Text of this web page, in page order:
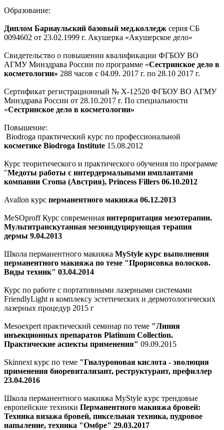
Образование:
Диплом Барнаульский базовый мед.колледж серия СБ
0094602 от 23.02.1999 г. Акушерка «Акушерское дело»
Свидетельство о повышении квалификации ФГБОУ ВО
АГМУ Минздрава России по программе «Сестринское дело в
косметологии» 288 часов с 04.09. 2017 г. по 28.10 2017 г.
Сертификат регистрационный № X-12520 ФГБОУ ВО АГМУ
Минздрава России от 28.10.2017 г. По специальности
«Сестринское дело в косметологии»
Повышение:
Biodroga практический курс по профессиональной
косметике Biodroga Institute 15.08.2012
Курс теоритического и практического обучения по программе
"Медоты работы с интердермальными имплантами
компании Croma (Австрия), Princess Fillers 06.10.2012
Avallon курс перманентного макияжа 06.12.2013
MeSOproff Курс современная интерпритация мезотерапии.
Мультитранскутанная мезоиндуцирующая терапия
дермы 9.04.2013
Школа перманентного макияжа MyStyle курс выполнения
перманентного макияжа по теме "Прорисовка волосков.
Виды техник" 03.04.2014
Курс по работе с портативными лазерными системами
FriendlyLight и комплексу эстетических и дермотологических
лазерных процедур 2015 г
Mesoexpert практический семинар по теме "Линия
инъекционных препаратов Platinum Collection.
Практические аспекты применения" 09.09.2015
Skinnext курс по теме "Гиалуроновая кислота - эволюция
применения биоревитализант, реструктурант, префиллер
23.04.2016
Школа перманентного макияжа MyStyle курс трендовые
европейские техники Перманентного макияжа бровей:
Техника визажа бровей, пиксельная техника, пудровое
напыление, техника "Омбре" 29.03.2017